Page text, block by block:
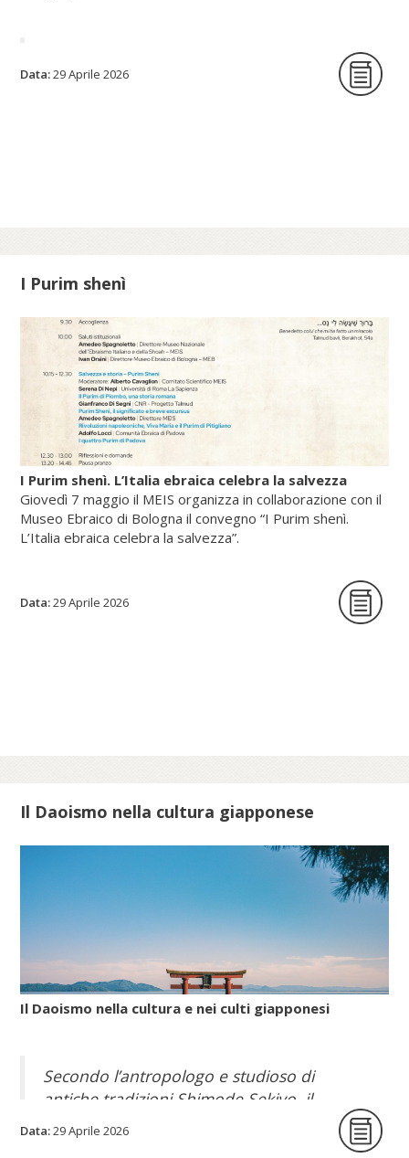
lieta di ospitare la presentazione del
Scopri di più su fscire.it...
Data:29 Aprile 2026
I Purim shenì
I Purim shenì. L’Italia ebraica celebra la salvezza
Giovedì 7 maggio il MEIS organizza in collaborazione con il
Museo Ebraico di Bologna il convegno “I Purim shenì.
L’Italia ebraica celebra la salvezza”.
La giornata di studi intende per la prima
volta indagare origine, circostanze storiche
Data:29 Aprile 2026
Il Daoismo nella cultura giapponese
Il Daoismo nella cultura e nei culti giapponesi
Secondo l’antropologo e studioso di
antiche tradizioni Shimode Sekiyo, il
Daoismo popolare, con le sue pratiche per
allungare la vita, giunse nell’arcipelago
Data:29 Aprile 2026